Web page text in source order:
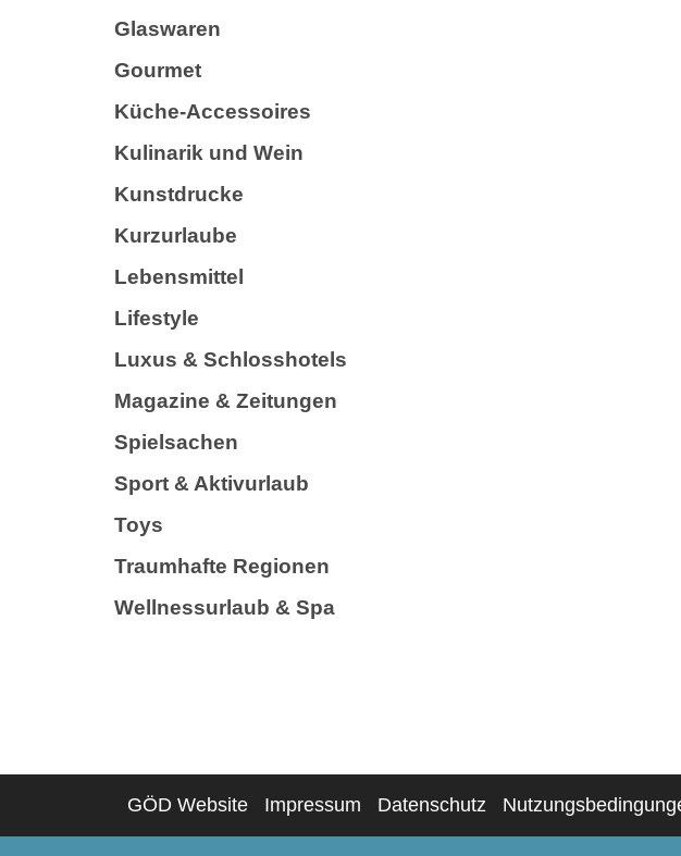
Glaswaren
Gourmet
Küche-Accessoires
Kulinarik und Wein
Kunstdrucke
Kurzurlaube
Lebensmittel
Lifestyle
Luxus & Schlosshotels
Magazine & Zeitungen
Spielsachen
Sport & Aktivurlaub
Toys
Traumhafte Regionen
Wellnessurlaub & Spa
GÖD Website Impressum Datenschutz